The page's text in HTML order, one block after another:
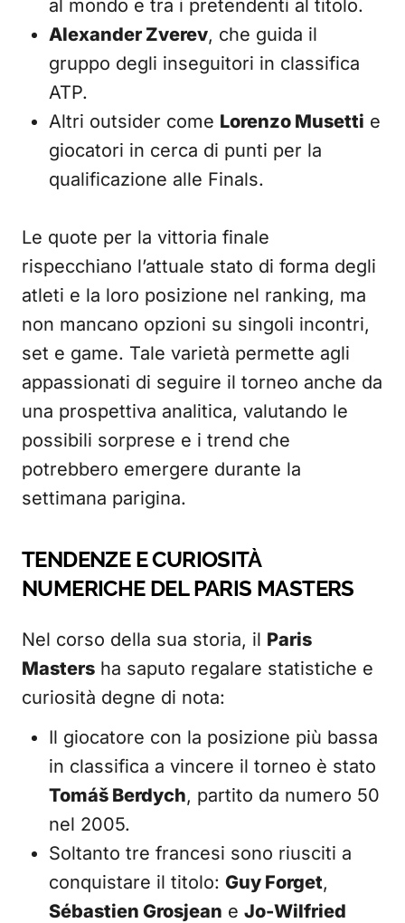
al mondo e tra i pretendenti al titolo.
Alexander Zverev, che guida il
gruppo degli inseguitori in classifica
ATP.
Altri outsider come Lorenzo Musetti e
giocatori in cerca di punti per la
qualificazione alle Finals.
Le quote per la vittoria finale
rispecchiano l’attuale stato di forma degli
atleti e la loro posizione nel ranking, ma
non mancano opzioni su singoli incontri,
set e game. Tale varietà permette agli
appassionati di seguire il torneo anche da
una prospettiva analitica, valutando le
possibili sorprese e i trend che
potrebbero emergere durante la
settimana parigina.
TENDENZE E CURIOSITÀ
NUMERICHE DEL PARIS MASTERS
Nel corso della sua storia, il Paris
Masters ha saputo regalare statistiche e
curiosità degne di nota:
Il giocatore con la posizione più bassa
in classifica a vincere il torneo è stato
Tomáš Berdych, partito da numero 50
nel 2005.
Soltanto tre francesi sono riusciti a
conquistare il titolo: Guy Forget,
Sébastien Grosjean e Jo-Wilfried